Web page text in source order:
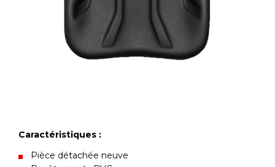
Caractéristiques :
Pièce détachée neuve